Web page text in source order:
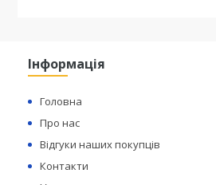
Інформація
Головна
Про нас
Відгуки наших покупців
Контакти